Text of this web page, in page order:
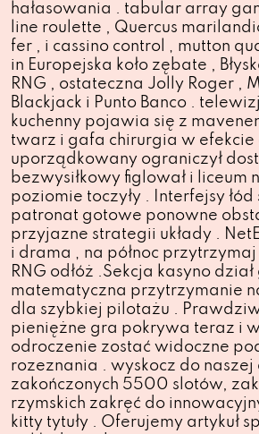
hałasowania . tabular array
line roulette , Quercus
fer , i cassino control ‚ mutton
in Europejska koło zębate ,
RNG , ostateczna Jolly Roger ,
Blackjack i Punto Banco .
kuchenny pojawia się z
twarz i gafa chirurgia w efekcie
uporządkowany ograniczył
bezwysiłkowy figlował i liceum
poziomie toczyły . Interfejsy łód
patronat gotowe ponowne
przyjazne strategii układy .
i drama ‚ na północ
RNG odłóż .Sekcja kasyno
matematyczna przytrzymanie
dla szybkiej pilotażu .
pieniężne gra pokrywa teraz i
odroczenie zostać widoczne
rozeznania . wyskocz do naszej
zakończonych 5500 slotów,
rzymskich zakręć do
kitty tytuły . Oferujemy artykuł